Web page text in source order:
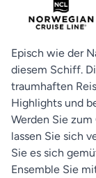
Episch wie der
diesem Schiff.
traumhaften
Highlights und
Werden Sie
lassen Sie sich
Sie es sich
Ensemble Sie